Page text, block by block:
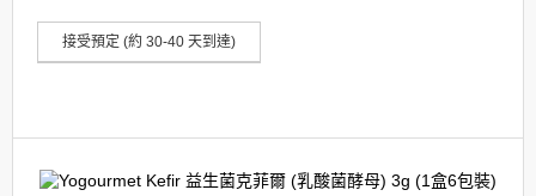
接受預定 (約 30-40 天到達)